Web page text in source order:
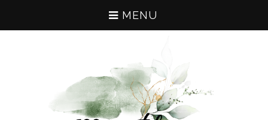
MENU